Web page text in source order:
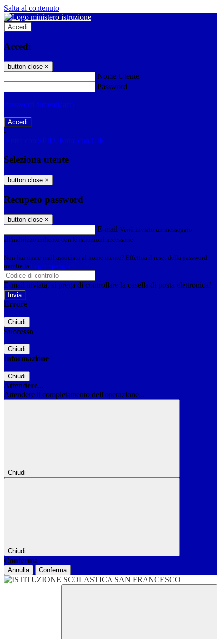
Salta al contenuto
Accedi
Accedi
button close ×
Nome Utente
Password
Password dimenticata?
-
Entra con SPID Entra con CIE
Seleziona utente
button close ×
Recupero password
button close ×
E-mail Verrà inviato un messaggio
all'indirizzo indicato con le istruzioni necessarie.
Non hai una e-mail associata al nome utente? Effettua il reset della password
tramite la Login Spaggiari
E-mail inviata, si prega di controllare la casella di posta elettronica!
Errore
Chiudi
Successo
Chiudi
Informazione
Chiudi
Attendere...
Attendere il completamento dell'operazione...
Chiudi
Chiudi
Conferma
Annulla Conferma